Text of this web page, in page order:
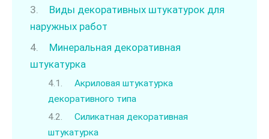
Виды декоративных штукатурок для
наружных работ
Минеральная декоративная
штукатурка
Акриловая штукатурка
декоративного типа
Силикатная декоративная
штукатурка